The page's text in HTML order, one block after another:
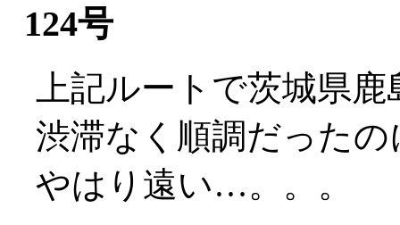
124号
上記ルートで茨城県
渋滞なく順調だった
やはり遠い…。。。